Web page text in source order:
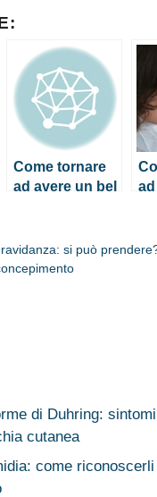
Come tornare
ad avere un bel
si può
di Duhring:
cutanea
come